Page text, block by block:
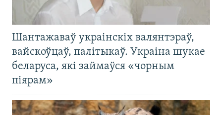
Шантажаваў украінскіх валянтэраў,
вайскоўцаў, палітыкаў. Украіна шукае
беларуса, які займаўся «чорным
піярам»